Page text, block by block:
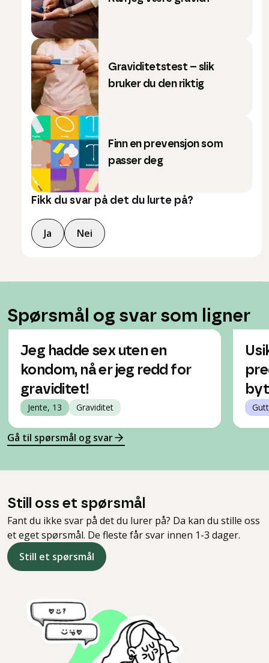
Graviditetstest – slik
bruker du den riktig
Finn en prevensjon som
passer deg
Fikk du svar på det du lurte på?
Ja Nei
Spørsmål og svar som ligner
Jeg hadde sex uten en
kondom, nå er jeg redd for
graviditet!
Jente, 13 Graviditet
Gå til spørsmål og svar
Still oss et spørsmål
Fant du ikke svar på det du lurer på? Da kan du stille oss
et eget spørsmål. De fleste får svar innen 1-3 dager.
Still et spørsmål